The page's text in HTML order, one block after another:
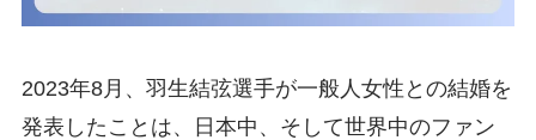
2023年8月、羽生結弦選手が一般人女性との結婚を
発表したことは、日本中、そして世界中のファン